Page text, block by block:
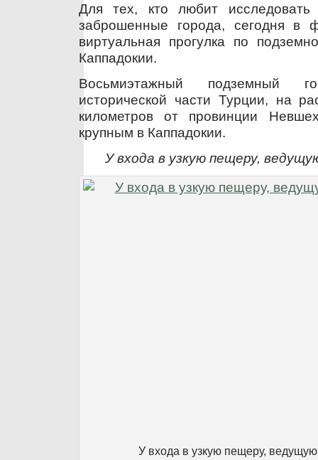
Для тех, кто любит
заброшенные города, сегодня в
виртуальная прогулка по
Каппадокии.
Восьмиэтажный подземный
исторической части Турции, на
километров от провинции
крупным в Каппадокии.
У входа в узкую пещеру,
У входа в узкую пещеру,